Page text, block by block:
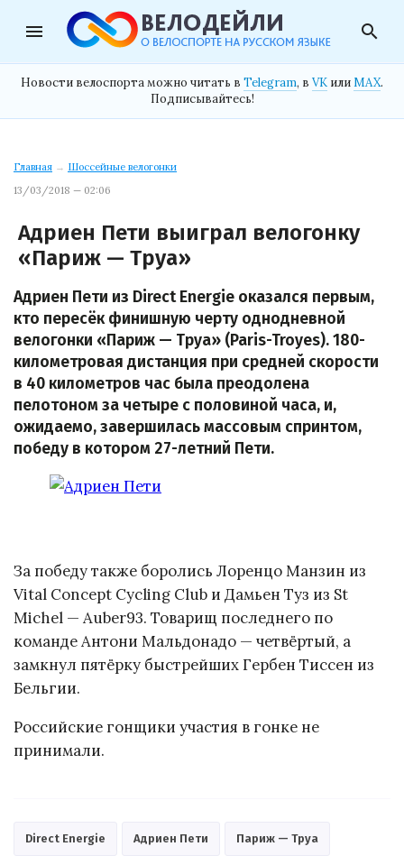
menu search
Новости велоспорта можно читать в Telegram, в VK илиMAX.
Подписывайтесь!
Главная → Шоссейные велогонки
13/03/2018 — 02:06
Адриен Пети выиграл велогонку
«Париж — Труа»
Адриен Пети из Direct Energie оказался первым,
кто пересёк финишную черту однодневной
велогонки «Париж — Труа» (Paris-Troyes). 180-
километровая дистанция при средней скорости
в 40 километров час была преодолена
пелотоном за четыре с половиной часа, и,
ожидаемо, завершилась массовым спринтом,
победу в котором 27-летний Пети.
За победу также боролись Лоренцо Манзин из
Vital Concept Cycling Club и Дамьен Туз из St
Michel — Auber93. Товарищ последнего по
команде Антони Мальдонадо — четвёртый, а
замкнул пятёрку быстрейших Гербен Тиссен из
Бельгии.
Российские гонщики участия в гонке не
принимали.
Direct Energie Адриен Пети Париж — Труа